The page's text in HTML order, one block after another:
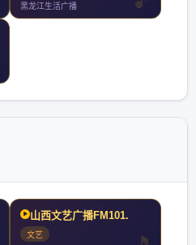
黑龙江生活广播
山西文艺广播FM101.
文艺